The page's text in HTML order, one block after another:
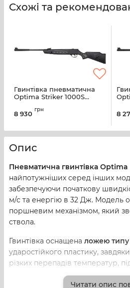
Схожі та
Гвинтівка пневматична
Optima Striker 1000S
8 930
грн
8
Опис
Пневматична гвинтівка Optima
найпотужніших серед інших
забезпечуючи початкову
м/с та енергію в 32 Дж. Модель
поршневим механізмом, який
ствола.
Гвинтівка оснащена ложею
ударостійкого пластику,
різких перепадів температур,
менше піддається сколам та
ложі. Ложа обладнанаЧитати опис